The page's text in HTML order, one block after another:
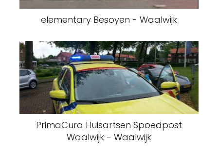
elementary Besoyen - Waalwijk
PrimaCura Huisartsen Spoedpost
Waalwijk - Waalwijk